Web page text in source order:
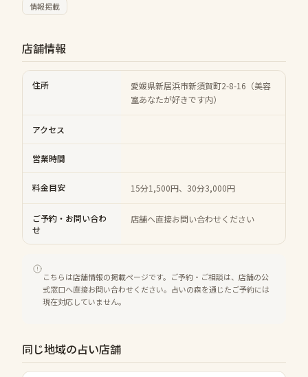
情報掲載
店舗情報
住所
愛媛県新居浜市新須賀町2-8-16（美容
室あなたが好きです内）
アクセス
営業時間
料金目安 15分1,500円、30分3,000円
ご予約・お問い合わ
せ
店舗へ直接お問い合わせください
こちらは店舗情報の掲載ページです。ご予約・ご相談は、店舗の公
式窓口へ直接お問い合わせください。占いの森を通じたご予約には
現在対応していません。
同じ地域の占い店舗